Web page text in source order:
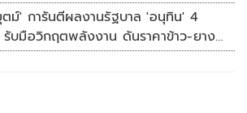
ม์' การันตีผลงานรัฐบาล 'อนุทิน' 4
รับมือวิกฤตพลังงาน ดันราคาข้าว-ยาง-
พุ่งต่อเนื่อง พร้อมอัดมาตรการช่วยลด